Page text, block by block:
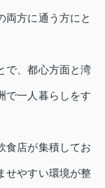
両方に通う方にと
で、都心方面と湾
で一人暮らしをす
食店が集積してお
せやすい環境が整